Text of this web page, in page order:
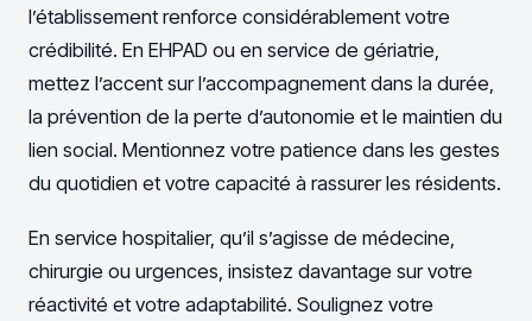
l’établissement renforce considérablement votre
crédibilité. En EHPAD ou en service de gériatrie,
mettez l’accent sur l’accompagnement dans la durée,
la prévention de la perte d’autonomie et le maintien du
lien social. Mentionnez votre patience dans les gestes
du quotidien et votre capacité à rassurer les résidents.
En service hospitalier, qu’il s’agisse de médecine,
chirurgie ou urgences, insistez davantage sur votre
réactivité et votre adaptabilité. Soulignez votre